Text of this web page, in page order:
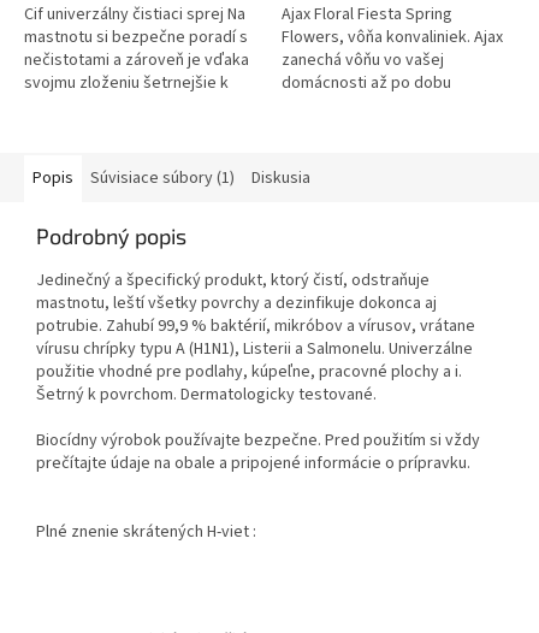
Cif univerzálny čistiaci sprej Na
mastnotu si bezpečne poradí s
nečistotami a zároveň je vďaka
svojmu zloženiu šetrnejšie k
Ajax Floral Fiesta Spring
Flowers, vôňa konvaliniek. Ajax
zanechá vôňu vo vašej
domácnosti až po dobu
Popis
Súvisiace súbory (1) Diskusia
Podrobný popis
Jedinečný a špecifický produkt, ktorý čistí, odstraňuje
mastnotu, leští všetky povrchy a dezinfikuje dokonca aj
potrubie. Zahubí 99,9 % baktérií, mikróbov a vírusov, vrátane
vírusu chrípky typu A (H1N1), Listerii a Salmonelu. Univerzálne
použitie vhodné pre podlahy, kúpeľne, pracovné plochy a i.
Šetrný k povrchom. Dermatologicky testované.
Biocídny výrobok používajte bezpečne. Pred použitím si vždy
prečítajte údaje na obale a pripojené informácie o prípravku.
Plné znenie skrátených H-viet :